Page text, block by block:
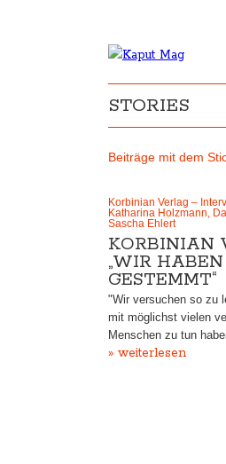
STORIES
Beiträge mit dem
Korbinian Verlag –
Katharina Holzmann,
Sascha Ehlert
KORBINIAN
„WIR HABEN
GESTEMMT“
"Wir versuchen so zu
mit möglichst vielen
Menschen zu tun
» weiterlesen